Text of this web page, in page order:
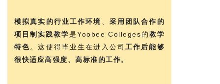
模拟真实的行业工作环境
采用团队合作的
项目制实践教学是Yoobee Colleges的教学
特色。这使得毕业生在进入公司 工作后能够
很快适应高强度、高标准的工作。